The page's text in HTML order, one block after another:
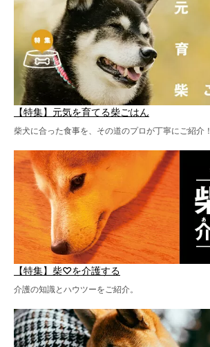
【特集】元気を育てる柴ごはん
柴犬に合った食事を、その道のプロが丁寧にご紹介！
【特集】柴♡を介護する
介護の知識とハウツーをご紹介。